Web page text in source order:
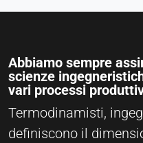
Abbiamo sempre
scienze
vari processi
Termodinamisti,
definiscono il